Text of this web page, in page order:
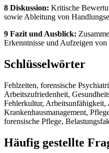
8 Diskussion: Kritische
sowie Ableitung von
9 Fazit und Ausblick:
Erkenntnisse und Aufzeigen
Schlüsselwörter
Fehlzeiten, forensische
Arbeitszufriedenheit,
Fehlerkultur, Arbeitsunfähigkeit,
Krankenhausmanagement,
forensische Pflege,
Häufig gestellte